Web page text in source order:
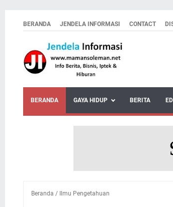
BERANDA JENDELA INFORMASI CONTACT
BERANDA GAYA HIDUP BERITA
Beranda / Ilmu Pengetahuan